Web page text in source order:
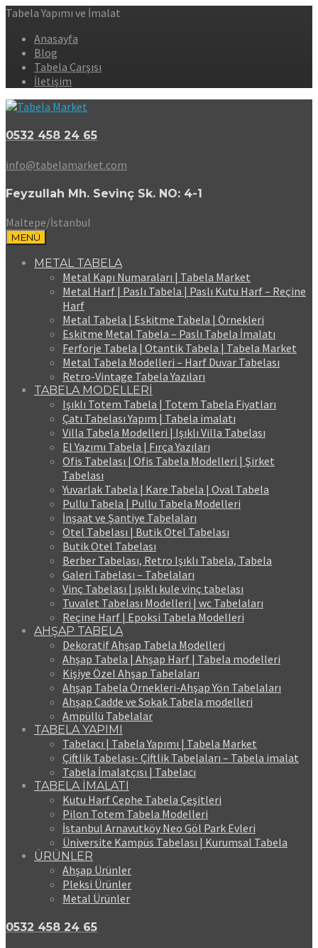
Tabela Yapımı ve İmalat
Anasayfa
Blog
Tabela Çarşısı
İletişim
0532 458 24 65
info@tabelamarket.com
Feyzullah Mh. Sevinç Sk. NO: 4-1
Maltepe/İstanbul
MENÜ
METAL TABELA
Metal Kapı Numaraları | Tabela Market
Metal Harf | Paslı Tabela | Paslı Kutu Harf – Reçine
Harf
Metal Tabela | Eskitme Tabela | Örnekleri
Eskitme Metal Tabela – Paslı Tabela İmalatı
Ferforje Tabela | Otantik Tabela | Tabela Market
Metal Tabela Modelleri – Harf Duvar Tabelası
Retro-Vintage Tabela Yazıları
TABELA MODELLERİ
Işıklı Totem Tabela | Totem Tabela Fiyatları
Çatı Tabelası Yapım | Tabela imalatı
Villa Tabela Modelleri | Işıklı Villa Tabelası
El Yazımı Tabela | Fırça Yazıları
Ofis Tabelası | Ofis Tabela Modelleri | Şirket
Tabelası
Yuvarlak Tabela | Kare Tabela | Oval Tabela
Pullu Tabela | Pullu Tabela Modelleri
İnşaat ve Şantiye Tabelaları
Otel Tabelası | Butik Otel Tabelası
Butik Otel Tabelası
Berber Tabelası, Retro Işıklı Tabela, Tabela
Galeri Tabelası – Tabelaları
Vinç Tabelası | ışıklı kule vinç tabelası
Tuvalet Tabelası Modelleri | wc Tabelaları
Reçine Harf | Epoksi Tabela Modelleri
AHŞAP TABELA
Dekoratif Ahşap Tabela Modelleri
Ahşap Tabela | Ahşap Harf | Tabela modelleri
Kişiye Özel Ahşap Tabelaları
Ahşap Tabela Örnekleri-Ahşap Yön Tabelaları
Ahşap Cadde ve Sokak Tabela modelleri
Ampüllü Tabelalar
TABELA YAPIMI
Tabelacı | Tabela Yapımı | Tabela Market
Çiftlik Tabelası- Çiftlik Tabelaları – Tabela imalat
Tabela İmalatçısı | Tabelacı
TABELA İMALATI
Kutu Harf Cephe Tabela Çeşitleri
Pilon Totem Tabela Modelleri
İstanbul Arnavutköy Neo Göl Park Evleri
Üniversite Kampüs Tabelası | Kurumsal Tabela
ÜRÜNLER
Ahşap Ürünler
Pleksi Ürünler
Metal Ürünler
0532 458 24 65